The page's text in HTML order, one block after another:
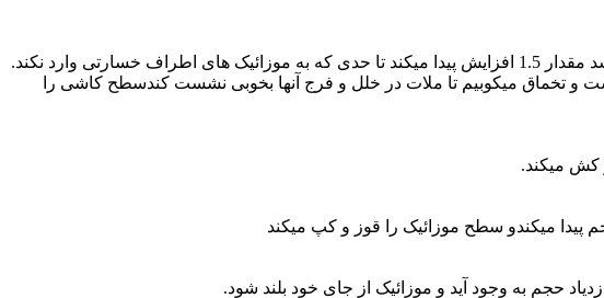
موزائیک های شکسته شده را جمع آوری میکنیم با قلم و چکش با اندازه 1.5 سانتیمتر ملات را میتراشیم اگر خرابی بیشتر باشد مقدار 1.5 افزایش پیدا میکند تا حدی که به موزائیک های اطراف خسارتی وارد نکند.
به 4 آماده میکنیم موزائیک را اجرا کرده و با مشت و تخماق میکوبیم تا ملات در خلل و فرج آنها بخوبی نشست کندسطح کاشی را
کش میکند.
میکندو سطح موزائیک را قوز و کپ میکند
حجم به وجود آید و موزائیک از جای خود بلند شود.